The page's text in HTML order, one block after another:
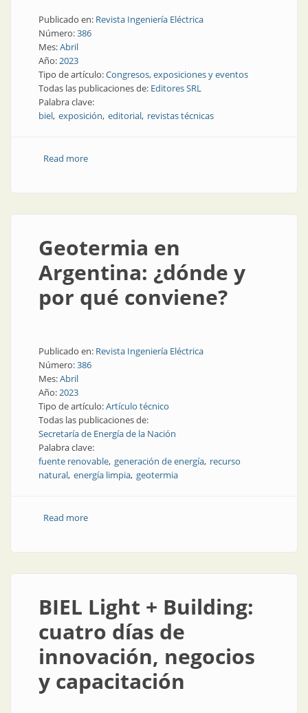
Publicado en: Revista Ingeniería Eléctrica
Número:386
Mes:Abril
Año:2023
Tipo de artículo:Congresos, exposiciones y eventos
Todas las publicaciones de: Editores SRL
Palabra clave:
biel exposición editorial revistas técnicas
Read moreabout Nuestra editorial desplegó toda su oferta en
Geotermia en
Argentina: ¿dónde y
por qué conviene?
Publicado en: Revista Ingeniería Eléctrica
Número:386
Mes:Abril
Año:2023
Tipo de artículo:Artículo técnico
Todas las publicaciones de:
Secretaría de Energía de la Nación
Palabra clave:
fuente renovable generación de energía recurso
natural energía limpia geotermia
Read moreabout Geotermia en Argentina: ¿dónde y por qué
BIEL Light + Building:
cuatro días de
innovación, negocios
y capacitación